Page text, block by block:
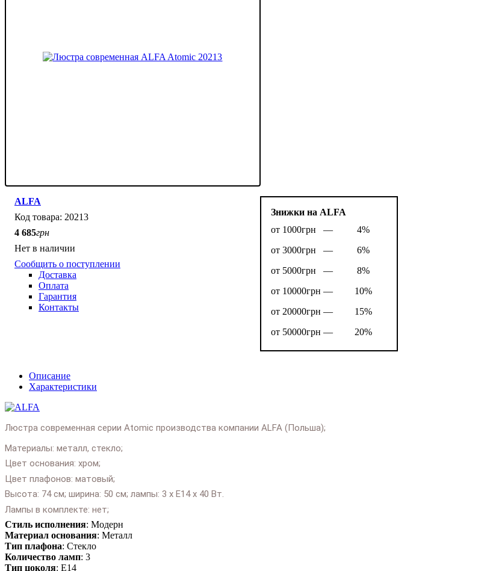
Знижки на ALFA
от 1000грн —
4%
от 3000грн —
6%
от 5000грн —
8%
от 10000грн —
10%
от 20000грн —
15%
от 50000грн —
20%
ALFA
20213
4 685грн
Нет в наличии
Сообщить о поступлении
Доставка
Оплата
Гарантия
Контакты
Описание
Характеристики
Люстра современная серии Atomic производства компании ALFA (Польша);
Материалы: металл, стекло;
Цвет основания: хром;
Цвет плафонов: матовый;
Высота: 74 см; ширина: 50 см; лампы: 3 х Е14 х 40 Вт.
Лампы в комплекте: нет;
Подробнее:https://salonlustr.com.ua/p15357-
Lyustra_sovremennaya_ALFA_Atomic_20215
Стиль исполнения: Модерн
Материал основания: Металл
Тип плафона: Стекло
Количество ламп: 3
Тип цоколя: E14